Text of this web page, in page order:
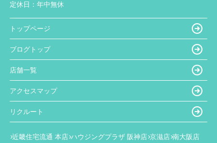
定休日： 年中無休
トップページ
ブログトップ
店舗一覧
アクセスマップ
リクルート
近畿住宅流通 本店 ハウジングプラザ 阪神店 京滋店 南大阪店